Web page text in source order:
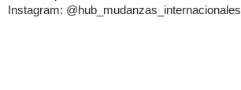
Instagram: @hub_mudanzas_internacionales